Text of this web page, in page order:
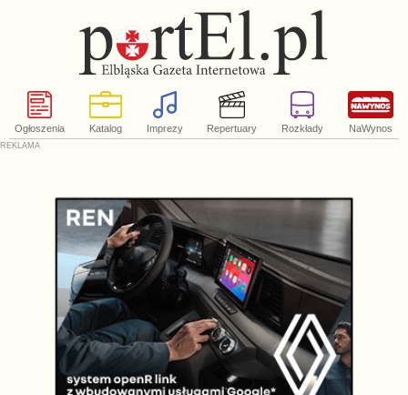
Ogłoszenia Katalog Imprezy Repertuary Rozkłady NaWynos